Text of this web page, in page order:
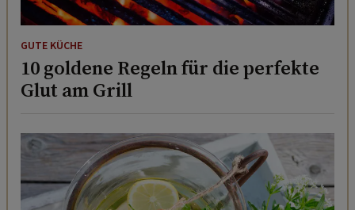
GUTE KÜCHE
10 goldene Regeln für die perfekte
Glut am Grill